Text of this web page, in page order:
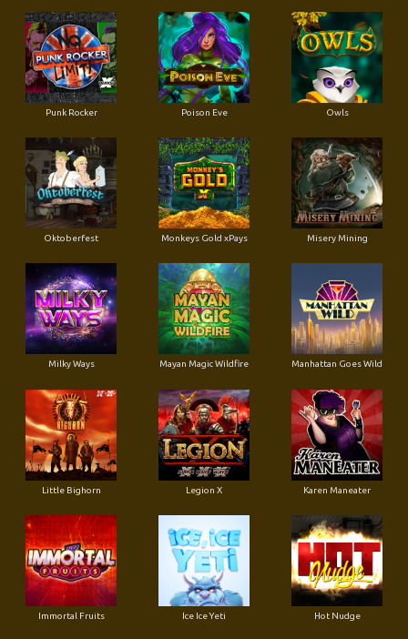
Punk Rocker Poison Eve Owls
Oktoberfest Monkeys Gold xPays Misery Mining
Milky Ways Mayan Magic Wildfire Manhattan Goes Wild
Little Bighorn Legion X Karen Maneater
Immortal Fruits Ice Ice Yeti Hot Nudge